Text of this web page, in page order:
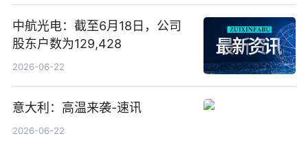
中航光电：截至6月18日，公司
股东户数为129,428
2026-06-22
意大利：高温来袭-速讯
2026-06-22